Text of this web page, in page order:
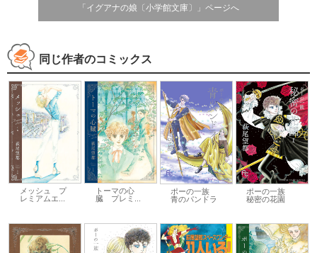
「イグアナの娘〔小学館文庫〕」ページへ
同じ作者のコミックス
メッシュ プ
レミアムエ...
トーマの心
臓 プレミ...
ポーの一族
青のパンドラ
ポーの一族
秘密の花園